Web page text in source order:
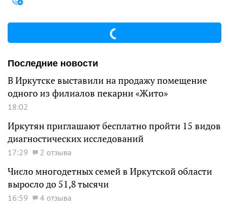
Последние новости
В Иркутске выставили на продажу помещение
одного из филиалов пекарни «Жито»
18:02
Иркутян приглашают бесплатно пройти 15 видов
диагностических исследований
17:29 2 отзыва
Число многодетных семей в Иркутской области
выросло до 51,8 тысячи
16:59 4 отзыва